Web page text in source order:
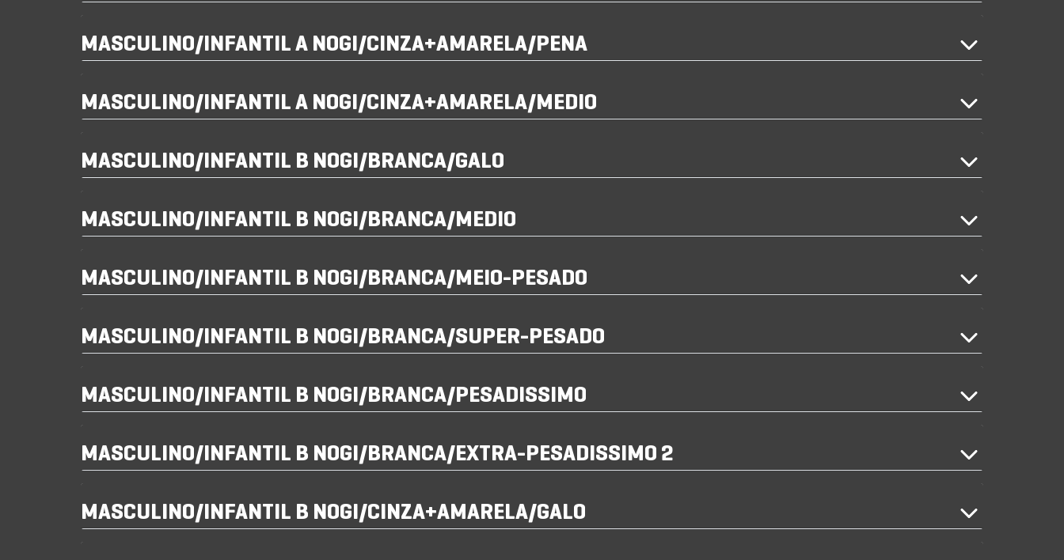
MASCULINO/INFANTIL A NOGI/CINZA+AMARELA/PENA
MASCULINO/INFANTIL A NOGI/CINZA+AMARELA/MEDIO
MASCULINO/INFANTIL B NOGI/BRANCA/GALO
MASCULINO/INFANTIL B NOGI/BRANCA/MEDIO
MASCULINO/INFANTIL B NOGI/BRANCA/MEIO-PESADO
MASCULINO/INFANTIL B NOGI/BRANCA/SUPER-PESADO
MASCULINO/INFANTIL B NOGI/BRANCA/PESADISSIMO
MASCULINO/INFANTIL B NOGI/BRANCA/EXTRA-PESADISSIMO 2
MASCULINO/INFANTIL B NOGI/CINZA+AMARELA/GALO